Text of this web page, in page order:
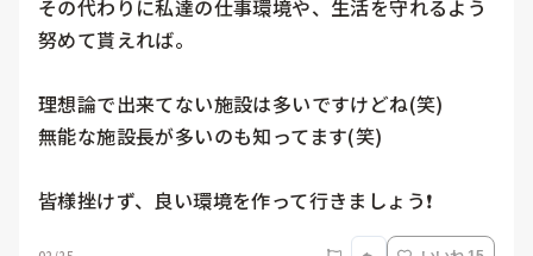
その代わりに私達の仕事環境や、生活を守れるよう
努めて貰えれば。
理想論で出来てない施設は多いですけどね(笑)
無能な施設長が多いのも知ってます(笑)
皆様挫けず、良い環境を作って行きましょう❗